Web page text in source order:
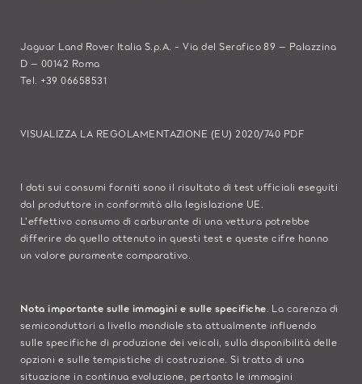
Jaguar Land Rover Italia S.p.A. - Via del Serafico 89 – Palazzina
D – 00142 Roma
Tel. +39 06658531
VISUALIZZA LA REGOLAMENTAZIONE (EU) 2020/740 PDF
I dati sui consumi forniti sono il risultato di test ufficiali eseguiti
dal produttore in conformità alla legislazione UE.
L'effettivo consumo di carburante di una vettura potrebbe
differire da quello ottenuto in questi test e queste cifre hanno
un valore puramente comparativo.
Nota importante sulle immagini e sulle specifiche . La carenza di
semiconduttori a livello mondiale sta attualmente influendo
sulle specifiche di produzione dei veicoli, sulla disponibilità delle
opzioni e sulle tempistiche di costruzione. Si tratta di una
situazione in continua evoluzione, pertanto le immagini